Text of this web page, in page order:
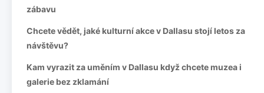
zábavu
Chcete vědět, jaké kulturní akce v Dallasu stojí letos za
návštěvu?
Kam vyrazit za uměním v Dallasu když chcete muzea i
galerie bez zklamání